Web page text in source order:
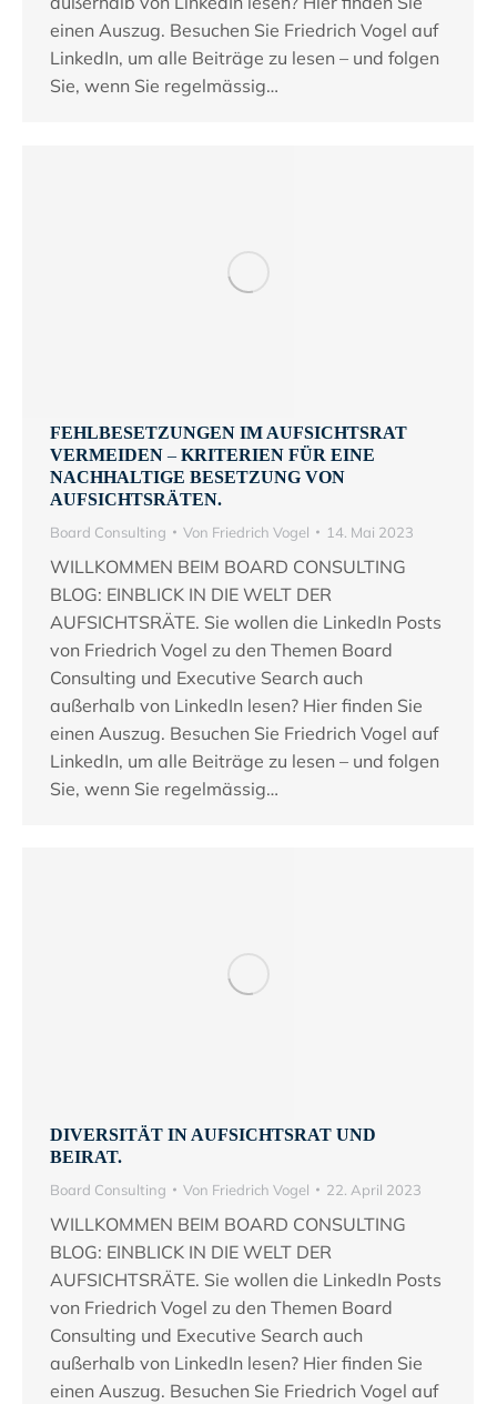
einen Auszug. Besuchen Sie Friedrich Vogel auf
LinkedIn, um alle Beiträge zu lesen – und folgen
Sie, wenn Sie regelmässig…
FEHLBESETZUNGEN IM AUFSICHTSRAT
VERMEIDEN – KRITERIEN FÜR EINE
NACHHALTIGE BESETZUNG VON
AUFSICHTSRÄTEN.
Board Consulting Von Friedrich Vogel 14. Mai 2023
WILLKOMMEN BEIM BOARD CONSULTING
BLOG: EINBLICK IN DIE WELT DER
AUFSICHTSRÄTE. Sie wollen die LinkedIn Posts
von Friedrich Vogel zu den Themen Board
Consulting und Executive Search auch
außerhalb von LinkedIn lesen? Hier finden Sie
einen Auszug. Besuchen Sie Friedrich Vogel auf
LinkedIn, um alle Beiträge zu lesen – und folgen
Sie, wenn Sie regelmässig…
DIVERSITÄT IN AUFSICHTSRAT UND
BEIRAT.
Board Consulting Von Friedrich Vogel 22. April 2023
WILLKOMMEN BEIM BOARD CONSULTING
BLOG: EINBLICK IN DIE WELT DER
AUFSICHTSRÄTE. Sie wollen die LinkedIn Posts
von Friedrich Vogel zu den Themen Board
Consulting und Executive Search auch
außerhalb von LinkedIn lesen? Hier finden Sie
einen Auszug. Besuchen Sie Friedrich Vogel auf